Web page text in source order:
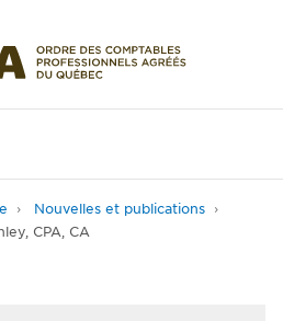
Nouvelles et publications
CPA, CA